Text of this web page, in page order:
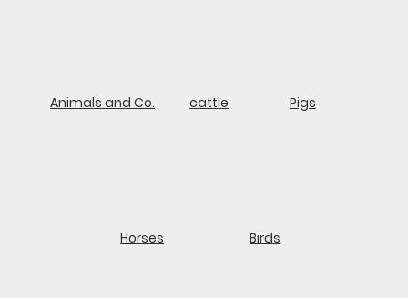
Animals and Co.
Horses
cattle
Birds
Pigs